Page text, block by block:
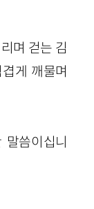
며 걷는 김
게 깨물며
씀이십니